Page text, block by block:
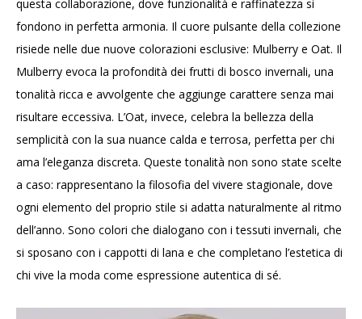
questa collaborazione, dove funzionalità e raffinatezza si
fondono in perfetta armonia. Il cuore pulsante della collezione
risiede nelle due nuove colorazioni esclusive: Mulberry e Oat. Il
Mulberry evoca la profondità dei frutti di bosco invernali, una
tonalità ricca e avvolgente che aggiunge carattere senza mai
risultare eccessiva. L’Oat, invece, celebra la bellezza della
semplicità con la sua nuance calda e terrosa, perfetta per chi
ama l’eleganza discreta. Queste tonalità non sono state scelte
a caso: rappresentano la filosofia del vivere stagionale, dove
ogni elemento del proprio stile si adatta naturalmente al ritmo
dell’anno. Sono colori che dialogano con i tessuti invernali, che
si sposano con i cappotti di lana e che completano l’estetica di
chi vive la moda come espressione autentica di sé.